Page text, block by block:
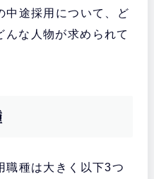
中途採用について、ど
んな人物が求められて
職種は大きく以下3つ